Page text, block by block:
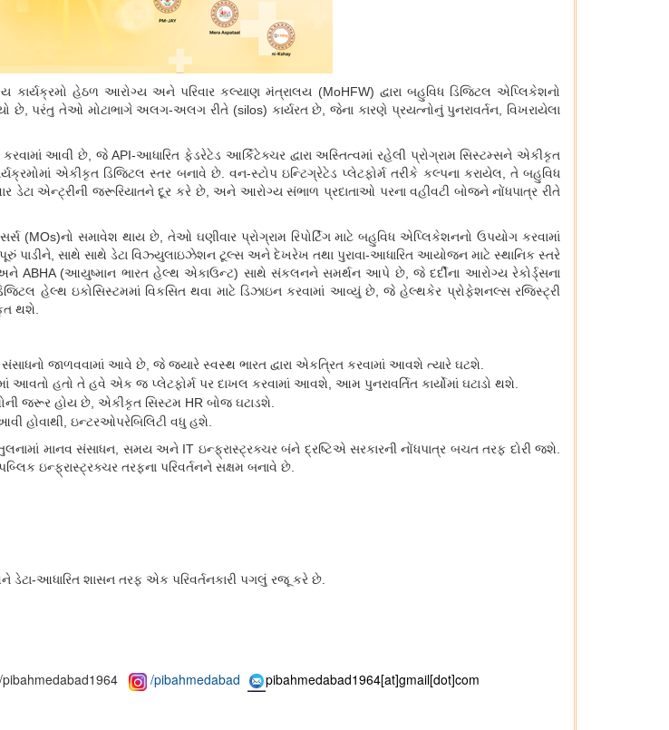
કાર્યક્રમો હેઠળ આરોગ્ય અને પરિવાર કલ્યાણ મંત્રાલય (MoHFW) દ્વારા બહુવિધ ડિજિટલ એપ્લિકેશનો
છે, પરંતુ તેઓ મોટાભાગે અલગ-અલગ રીતે (silos) કાર્યરત છે,જેના કારણે પ્રયત્નોનું પુનરાવર્તન, વિખરાયેલા
કરવામાં આવી છે, જેAPI-આધારિત ફેડરેટેડ આર્કિટેક્ચર દ્વારા અસ્તિત્વમાં રહેલી પ્રોગ્રામ સિસ્ટમ્સને એકીકૃત
એકીકૃત ડિજિટલ સ્તર બનાવે છે. વન-સ્ટોપ ઇન્ટિગ્રેટેડ પ્લેટફોર્મ તરીકે કલ્પના કરાયેલ, તે બહુવિધ
ડેટા એન્ટ્રીની જરૂરિયાતને દૂર કરે છે,અને આરોગ્ય સંભાળ પ્રદાતાઓ પરના વહીવટી બોજને નોંધપાત્ર રીતે
(MOs)નો સમાવેશ થાય છે, તેઓ ઘણીવાર પ્રોગ્રામ રિપોર્ટિંગ માટે બહુવિધ એપ્લિકેશનનો ઉપયોગ કરવામાં
પાડીને, સાથે સાથે ડેટા વિઝ્યુલાઇઝેશન ટૂલ્સ અને દેખરેખ તથા પુરાવા-આધારિત આયોજન માટે સ્થાનિક સ્તરે
ABHA (આયુષ્માન ભારત હેલ્થ એકાઉન્ટ) સાથે સંકલનને સમર્થન આપે છે,જે દર્દીના આરોગ્ય રેકોર્ડ્સના
હેલ્થ ઇકોસિસ્ટમમાં વિકસિત થવા માટે ડિઝાઇન કરવામાં આવ્યું છે,જે હેલ્થકેર પ્રોફેશનલ્સ રજિસ્ટ્રી
થશે.
જાળવવામાં આવે છે, જે જ્યારે સ્વસ્થ ભારત દ્વારા એકત્રિત કરવામાં આવશે ત્યારે ઘટશે.
આવતો હતો તે હવે એક જ પ્લેટફોર્મ પર દાખલ કરવામાં આવશે, આમ પુનરાવર્તિત કાર્યોમાં ઘટાડો થશે.
જરૂર હોય છે, એકીકૃત સિસ્ટમ HR બોજ ઘટાડશે.
હોવાથી, ઇન્ટરઓપરેબિલિટી વધુ હશે.
તુલનામાં માનવ સંસાધન, સમય અને IT ઇન્ફ્રાસ્ટ્રક્ચર બંને દ્રષ્ટિએ સરકારની નોંધપાત્ર બચત તરફ દોરી જશે.
ઇન્ફ્રાસ્ટ્રક્ચર તરફના પરિવર્તનને સક્ષમ બનાવે છે.
ડેટા-આધારિત શાસન તરફ એક પરિવર્તનકારી પગલું રજૂ કરે છે.
/pibahmedabad1964 /pibahmedabad pibahmedabad1964[at]gmail[dot]com